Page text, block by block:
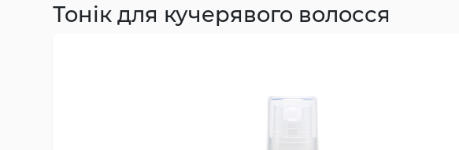
Тонік для кучерявого волосся